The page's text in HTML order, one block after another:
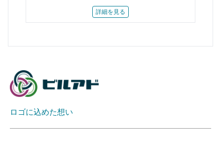
詳細を見る
ロゴに込めた想い